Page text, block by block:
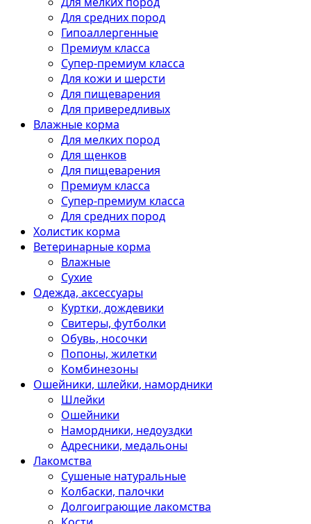
Для средних пород
Гипоаллергенные
Премиум класса
Супер-премиум класса
Для кожи и шерсти
Для пищеварения
Для привередливых
Влажные корма
Для мелких пород
Для щенков
Для пищеварения
Премиум класса
Супер-премиум класса
Для средних пород
Холистик корма
Ветеринарные корма
Влажные
Сухие
Одежда, аксессуары
Куртки, дождевики
Свитеры, футболки
Обувь, носочки
Попоны, жилетки
Комбинезоны
Ошейники, шлейки, намордники
Шлейки
Ошейники
Намордники, недоуздки
Адресники, медальоны
Лакомства
Сушеные натуральные
Колбаски, палочки
Долгоиграющие лакомства